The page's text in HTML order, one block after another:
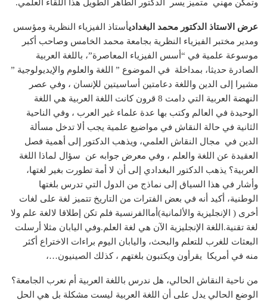
وتمكن مهني متميز يسر الدكتور الطاهر الطويل هذا اللقاء العلمي.
عرض الاستاذ الدكتور محمد البغداديأستاذ الفيزياء النظرية ومؤسس
ومدير مختبر الفيزياء النظرية بجامعة محمد الخامس وصاحب أكبر
موسوعة علمية في “أسس الفيزياء المعاصرة”، باللغة العربية
الصادرة حديثا، بمداخلة في الموضوع ” اللغة والعلوم والإيديولوجية ”
مشيرا إلى الدين واللغة دعامتين أساسيتين للإنسان ، وفي عصر
النهضة العربية التي دامت 8 قرون كانت اللغة العربية هي اللغة
الوحيدة في العالم وكتب بها عدة علماء غير العرب ، وفي الناحية
الثانية في حالة النقاش في مواضيع علمية يجب ألا تدخل مسألة
الدين في مجال النقاش العلمي، ويذهب الدكتور إلى أهمية فصل
العقيدة عن اللغة والعلم ، وفي معرض جوابه عن سؤال لماذا اللغة
العربية؟ يذهب الدكتور البغدادي إلى أن لا أمة تطورت بغير لغتها،
وأشار في هذا السياق إلى نماذج من الدول التي تدرس بلغتها
الوطنية، أكيد أنه في بعض الفترات من التاريخ تتميز لغة على لغات
أخرى ( الإنجليزية والألمانية)أماالفرنسية فلم تكن إطلاقا لالغة علم ولا
لغة تقنية.اللغة الإنجليزية الآن هي لغة العلم.وفي اليابان مثلا أرسلت
البعثات للغرب للتعلم والبحث، واليابان اليوم براءات الاختراع أكثر
منه في أمريكا يقرأون ويكتبون بلغتهم ، كذلك الصينيون…،
من ناحية النقاش الحالي، هل ندرس باللغة العربية أم نعرب الجامعة؟
الوضع الحالي يدل على أن اللغة العربية ليست مشكلة بل هي الحل